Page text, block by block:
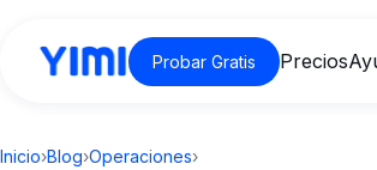
Probar Gratis Precios
Inicio›Blog›Operaciones›